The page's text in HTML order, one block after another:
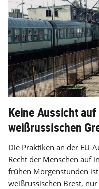
Keine Aussicht
weißrussischen
Die Praktiken an der EU-
Recht der Menschen auf
frühen Morgenstunden
weißrussischen Brest,